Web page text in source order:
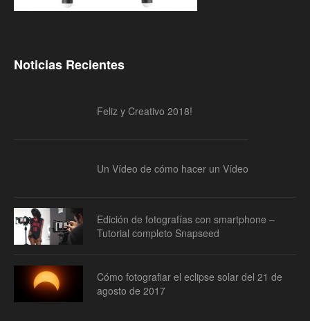
Noticias Recientes
Feliz y Creativo 2018!
Un Vídeo de cómo hacer un Vídeo
Edición de fotografías con smartphone –
Tutorial completo Snapseed
Cómo fotografiar el eclipse solar del 21 de
agosto de 2017